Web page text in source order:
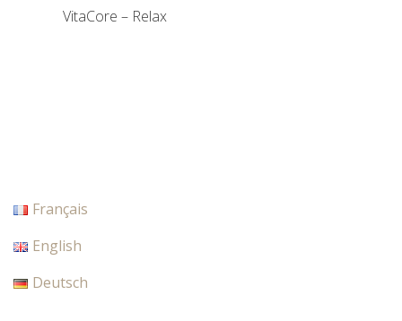
VitaCore – Relax
Français
English
Deutsch